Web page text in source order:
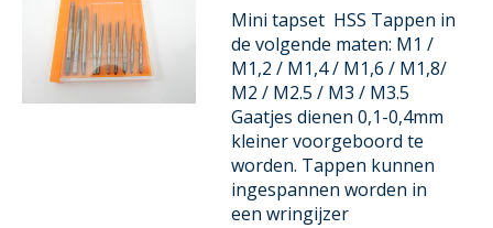
Mini tapset HSS Tappen in
de volgende maten: M1 /
M1,2 / M1,4 / M1,6 / M1,8/
M2 / M2.5 / M3 / M3.5
Gaatjes dienen 0,1-0,4mm
kleiner voorgeboord te
worden. Tappen kunnen
ingespannen worden in
een wringijzer